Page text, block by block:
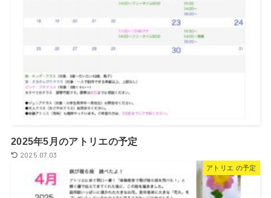
2025年5月のアトリエの予定
2025.07.03
アトリエ の予定